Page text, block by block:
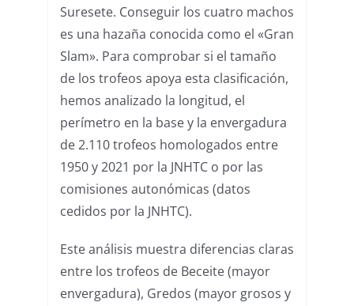
Suresete. Conseguir los cuatro machos
es una hazaña conocida como el «Gran
Slam». Para comprobar si el tamaño
de los trofeos apoya esta clasificación,
hemos analizado la longitud, el
perímetro en la base y la envergadura
de 2.110 trofeos homologados entre
1950 y 2021 por la JNHTC o por las
comisiones autonómicas (datos
cedidos por la JNHTC).
Este análisis muestra diferencias claras
entre los trofeos de Beceite (mayor
envergadura), Gredos (mayor grosos y